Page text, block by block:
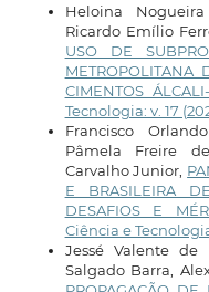
Heloina
Ricardo Emílio
USO DE
METROPOLITANA
CIMENTOS
Tecnologia: v. 17
Francisco
Pâmela Freire
Carvalho Junior,
E BRASILEIRA
DESAFIOS E
Ciência e
Jessé Valente de
Salgado Barra,